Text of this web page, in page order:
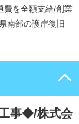
費を全額支給/創業
南部の護岸復旧
事◆/株式会